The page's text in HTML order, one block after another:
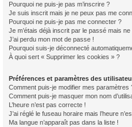
Pourquoi ne puis-je pas m’inscrire ?
Je suis inscrit mais je ne peux pas me
Pourquoi ne puis-je pas me connecter ?
Je m’étais déjà inscrit par le passé mais
J’ai perdu mon mot de passe !
Pourquoi suis-je déconnecté
À quoi sert « Supprimer les cookies » ?
Préférences et paramètres des
Comment puis-je modifier mes paramètres
Comment puis-je masquer mon nom
L’heure n’est pas correcte !
J’ai réglé le fuseau horaire mais l’heure
Ma langue n’apparaît pas dans la liste !